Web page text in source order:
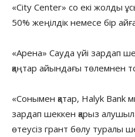
«City Center» со екі жолды
50% жеңілдік немесе бір
«Арена» Сауда үйі зардап
қаңтар айындағы төлемнен
«Сонымен қатар, Halyk Bank
зардап шеккен қарыз
өтеусіз грант бөлу туралы